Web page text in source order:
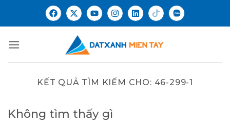
KẾT QUẢ TÌM KIẾM CHO: 46-299-1
Không tìm thấy gì